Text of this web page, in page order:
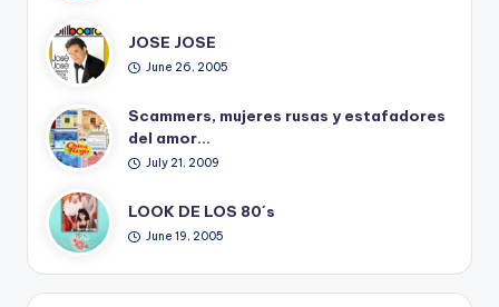
JOSE JOSE
June 26, 2005
Scammers, mujeres rusas y estafadores
del amor…
July 21, 2009
LOOK DE LOS 80´s
June 19, 2005